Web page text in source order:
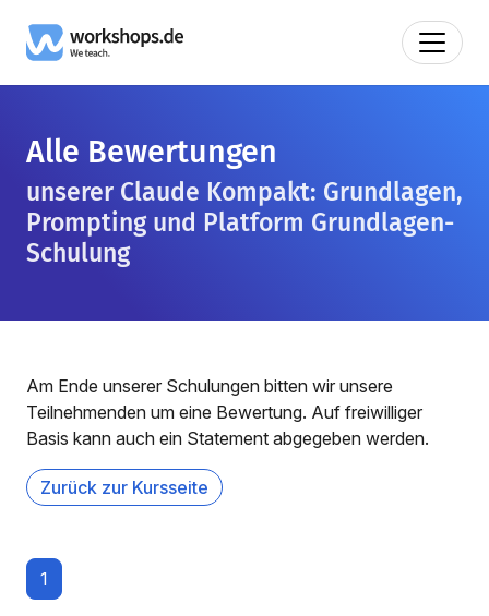
Alle Bewertungen
unserer Claude Kompakt: Grundlagen,
Prompting und Platform Grundlagen-
Schulung
Am Ende unserer Schulungen bitten wir unsere
Teilnehmenden um eine Bewertung. Auf freiwilliger
Basis kann auch ein Statement abgegeben werden.
Zurück zur Kursseite
1